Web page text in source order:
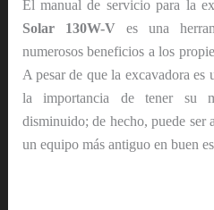
El manual de servicio para la
Solar 130W-Ves una
numerosos beneficios a los
A pesar de que la excavadora es
la importancia de tener su
disminuido; de hecho, puede ser
un equipo más antiguo en buen